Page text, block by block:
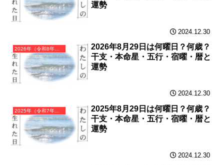
運勢
2024.12.30
2026年（令和8年）丙午（ひのえうま）・午年（うま年）カレンダー（月曜はじまり）
2026年8月29日は何曜日？何歳？
干支・本命星・五行・宿曜・暦と
運勢
2024.12.30
2025年（令和7年）乙巳（きのとみ）・巳年（へび年）カレンダー（月曜はじまり）
2025年8月29日は何曜日？何歳？
干支・本命星・五行・宿曜・暦と
運勢
2024.12.30